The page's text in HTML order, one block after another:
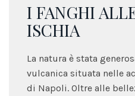
I FANGHI
ISCHIA
La natura è stata
vulcanica situata nelle
di Napoli. Oltre alle